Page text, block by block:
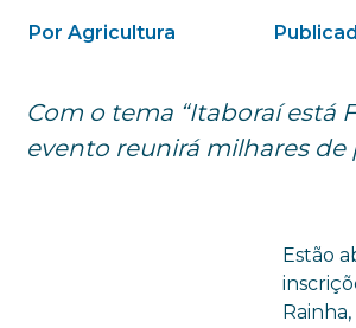
Por Agricultura
Com o tema “Itaboraí está
evento reunirá milhares de
Estão
Rainha,